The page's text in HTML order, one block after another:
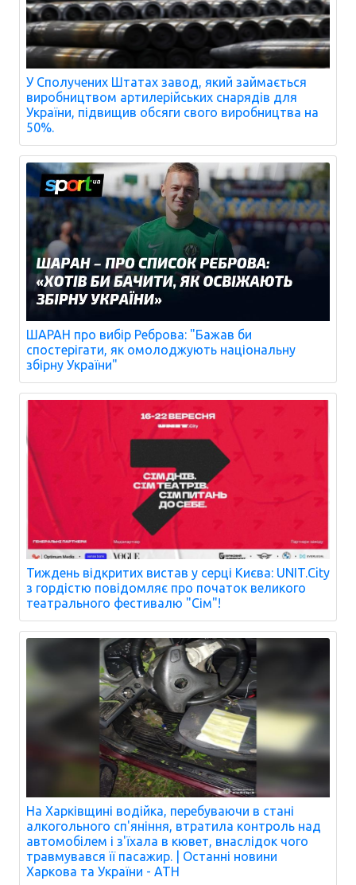
У Сполучених Штатах завод, який займається
виробництвом артилерійських снарядів для
України, підвищив обсяги свого виробництва на
50%.
ШАРАН про вибір Реброва: "Бажав би
спостерігати, як омолоджують національну
збірну України"
Тиждень відкритих вистав у серці Києва: UNIT.City
з гордістю повідомляє про початок великого
театрального фестивалю "Сім"!
На Харківщині водійка, перебуваючи в стані
алкогольного сп'яніння, втратила контроль над
автомобілем і з'їхала в кювет, внаслідок чого
травмувався її пасажир. | Останні новини
Харкова та України - АТН